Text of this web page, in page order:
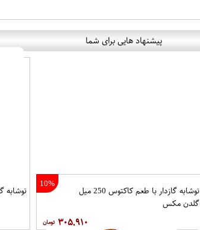
پیشنهاد هایی برای شما
10%
نوشابه گازدار با طعم کاکتوس 250 میل
گلدن مکس
۳۰۵,۹۱۰
نوشابه